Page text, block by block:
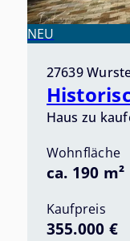
NEU
27639
Haus zu
Wohnfläche
ca. 190 m²
Kaufpreis
355.000 €